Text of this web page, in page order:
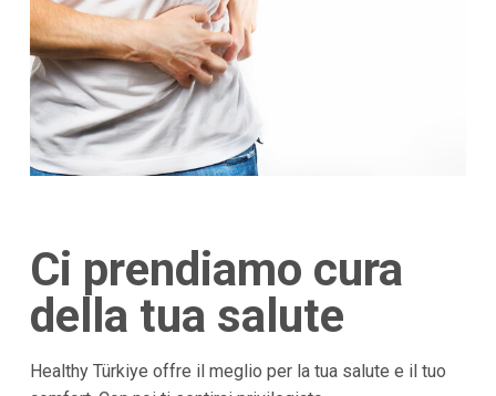
Ci prendiamo cura
della tua salute
Healthy Türkiye offre il meglio per la tua salute e il tuo